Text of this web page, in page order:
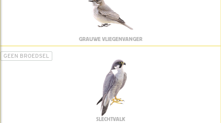
GRAUWE VLIEGENVANGER
GEEN BROEDSEL
SLECHTVALK